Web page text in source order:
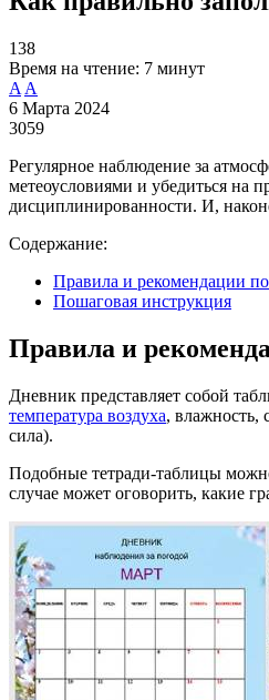
138
Время на чтение: 7 минут
A A
6 Марта 2024
3059
Регулярное наблюдение за
метеоусловиями и убедиться на
дисциплинированности. И,
Содержание:
Правила и рекомендации
Пошаговая инструкция
Правила и
Дневник представляет собой
температура воздуха, влажность,
сила).
Подобные тетради-таблицы
случае может оговорить, какие